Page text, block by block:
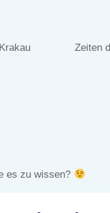
Zeiten
es zu wissen?